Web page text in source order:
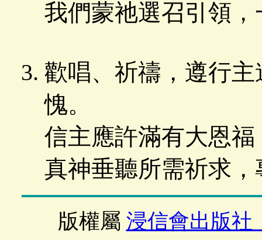
我們蒙祂選召引領
歡唱、祈禱，遵行
愧。
信主應許滿有大恩
真神垂聽所需祈求
版權屬 浸信會出版社